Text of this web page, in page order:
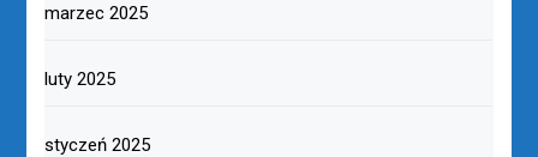
marzec 2025
luty 2025
styczeń 2025